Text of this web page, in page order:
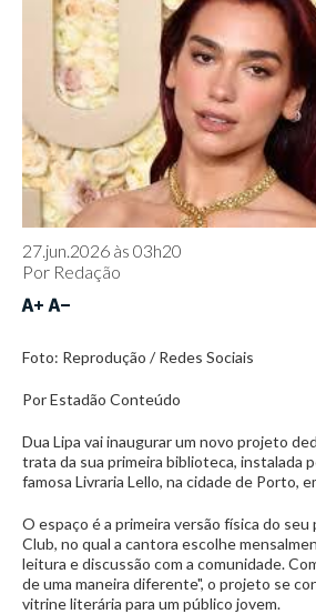
27.jun.2026 às 03h20
Por Redação
Foto: Reprodução / Redes Sociais
Por Estadão Conteúdo
Dua Lipa vai inaugurar um novo projeto
trata da sua primeira biblioteca, instalada
famosa Livraria Lello, na cidade de Porto,
O espaço é a primeira versão física do
Club, no qual a cantora escolhe
leitura e discussão com a comunidade.
de uma maneira diferente", o projeto se
vitrine literária para um público jovem.